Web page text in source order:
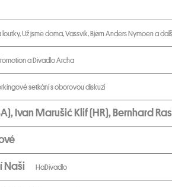
loutky, Už jsme doma, Vassvik, Bjørn Anders Nymoen a
a Divadlo Archa
setkání s oborovou diskuzí
Ivan Marušić Klif (HR), Bernhard
Naši HaDivadlo